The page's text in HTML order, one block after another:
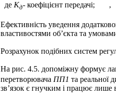
де Кд- коефіцієнт передачі; ,
Ефективність уведення
властивостями об’єкта та
Розрахунок подібних систем
На рис. 4.5. допоміжну формує
перетворювача ПП1 та реальної
зв’язок є гнучким і працює